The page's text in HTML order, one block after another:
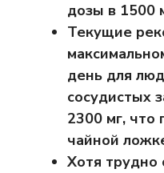
дозы в 1500
Текущие
день для
сосудистых
2300 мг, что
чайной
Хотя трудно